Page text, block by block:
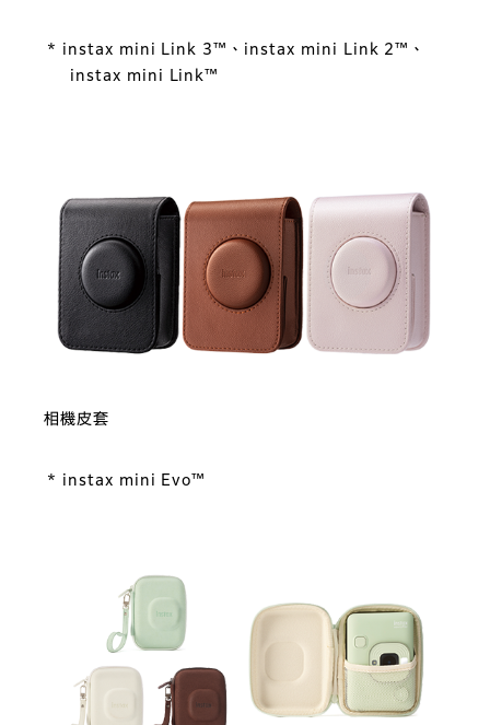
* instax mini Link 3™、instax mini Link 2™、
instax mini Link™
相機皮套
* instax mini Evo™